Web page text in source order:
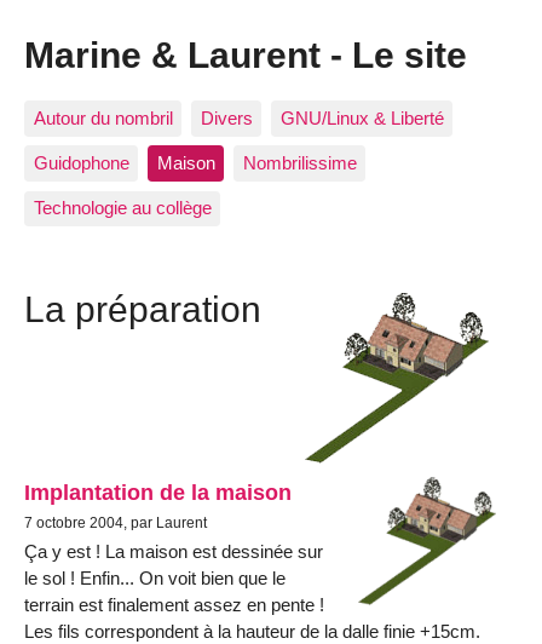
Marine & Laurent - Le site
Autour du nombril Divers GNU/Linux & Liberté
Guidophone Maison Nombrilissime
Technologie au collège
La préparation
Implantation de la maison
7 octobre 2004, par Laurent
Ça y est ! La maison est dessinée sur
le sol ! Enfin... On voit bien que le
terrain est finalement assez en pente !
Les fils correspondent à la hauteur de la dalle finie +15cm.